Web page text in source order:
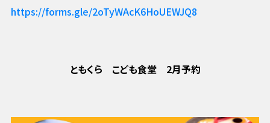
https://forms.gle/2oTyWAcK6HoUEWJQ8
ともくら こども食堂 2月予約